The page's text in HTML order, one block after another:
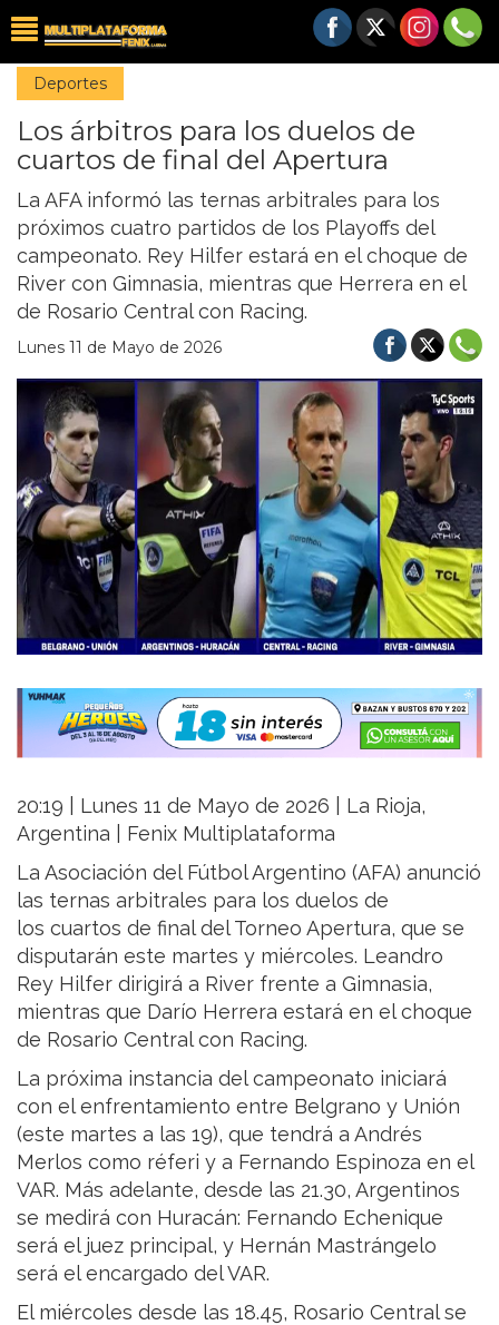
Deportes
Los árbitros para los duelos de
cuartos de final del Apertura
La AFA informó las ternas arbitrales para los
próximos cuatro partidos de los Playoffs del
campeonato. Rey Hilfer estará en el choque de
River con Gimnasia, mientras que Herrera en el
de Rosario Central con Racing.
Lunes 11 de Mayo de 2026
20:19 | Lunes 11 de Mayo de 2026 | La Rioja,
Argentina | Fenix Multiplataforma
La Asociación del Fútbol Argentino (AFA) anunció
las ternas arbitrales para los duelos de
los cuartos de final del Torneo Apertura, que se
disputarán este martes y miércoles. Leandro
Rey Hilfer dirigirá a River frente a Gimnasia,
mientras que Darío Herrera estará en el choque
de Rosario Central con Racing.
La próxima instancia del campeonato iniciará
con el enfrentamiento entre Belgrano y Unión
(este martes a las 19), que tendrá a Andrés
Merlos como réferi y a Fernando Espinoza en el
VAR. Más adelante, desde las 21.30, Argentinos
se medirá con Huracán: Fernando Echenique
será el juez principal, y Hernán Mastrángelo
será el encargado del VAR.
El miércoles desde las 18.45, Rosario Central se